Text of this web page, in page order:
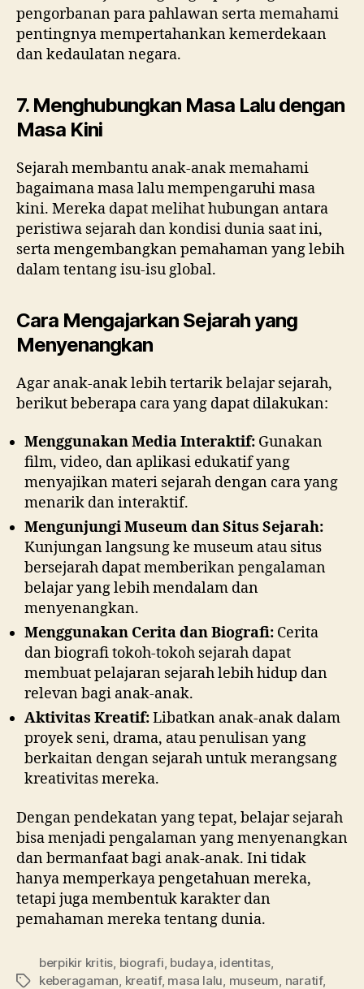
pengorbanan para pahlawan serta memahami
pentingnya mempertahankan kemerdekaan
dan kedaulatan negara.
7. Menghubungkan Masa Lalu dengan
Masa Kini
Sejarah membantu anak-anak memahami
bagaimana masa lalu mempengaruhi masa
kini. Mereka dapat melihat hubungan antara
peristiwa sejarah dan kondisi dunia saat ini,
serta mengembangkan pemahaman yang lebih
dalam tentang isu-isu global.
Cara Mengajarkan Sejarah yang
Menyenangkan
Agar anak-anak lebih tertarik belajar sejarah,
berikut beberapa cara yang dapat dilakukan:
Menggunakan Media Interaktif: Gunakan
film, video, dan aplikasi edukatif yang
menyajikan materi sejarah dengan cara yang
menarik dan interaktif.
Mengunjungi Museum dan Situs Sejarah:
Kunjungan langsung ke museum atau situs
bersejarah dapat memberikan pengalaman
belajar yang lebih mendalam dan
menyenangkan.
Menggunakan Cerita dan Biografi: Cerita
dan biografi tokoh-tokoh sejarah dapat
membuat pelajaran sejarah lebih hidup dan
relevan bagi anak-anak.
Aktivitas Kreatif:Libatkan anak-anak dalam
proyek seni, drama, atau penulisan yang
berkaitan dengan sejarah untuk merangsang
kreativitas mereka.
Dengan pendekatan yang tepat, belajar sejarah
bisa menjadi pengalaman yang menyenangkan
dan bermanfaat bagi anak-anak. Ini tidak
hanya memperkaya pengetahuan mereka,
tetapi juga membentuk karakter dan
pemahaman mereka tentang dunia.
berpikir kritis biografi budaya identitas,
keberagaman kreatif, masa lalu museum naratif,